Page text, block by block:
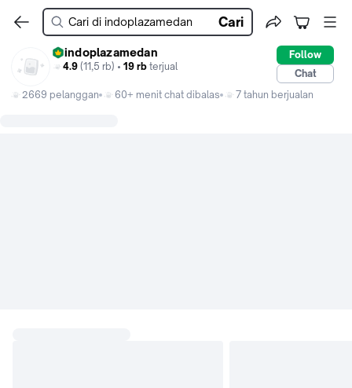
Cari
indoplazamedan
4.9 (11,5 rb) • 19 rb terjual
Follow
Chat
2669 pelanggan
60+ menit chat dibalas 7 tahun berjualan